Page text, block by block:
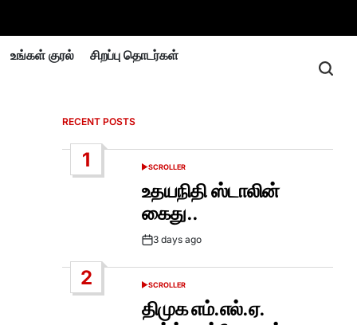
உங்கள் குரல் சிறப்பு தொடர்கள்
RECENT POSTS
1
POSTED
SCROLLER
உதயநிதி ஸ்டாலின்
கைது..
Post3 days ago
2
POSTED
SCROLLER
திமுக எம்.எல்.ஏ.